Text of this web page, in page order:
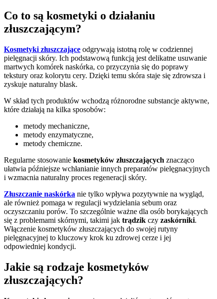
Co to są kosmetyki o działaniu
złuszczającym?
Kosmetyki złuszczające odgrywają istotną rolę w codziennej
pielęgnacji skóry. Ich podstawową funkcją jest delikatne usuwanie
martwych komórek naskórka, co przyczynia się do poprawy
tekstury oraz kolorytu cery. Dzięki temu skóra staje się zdrowsza i
zyskuje naturalny blask.
W skład tych produktów wchodzą różnorodne substancje aktywne,
które działają na kilka sposobów:
metody mechaniczne,
metody enzymatyczne,
metody chemiczne.
Regularne stosowanie kosmetyków złuszczających znacząco
ułatwia późniejsze wchłanianie innych preparatów pielęgnacyjnych
i wzmacnia naturalny proces regeneracji skóry.
Złuszczanie naskórka nie tylko wpływa pozytywnie na wygląd,
ale również pomaga w regulacji wydzielania sebum oraz
oczyszczaniu porów. To szczególnie ważne dla osób borykających
się z problemami skórnymi, takimi jak trądzik czy zaskórniki.
Włączenie kosmetyków złuszczających do swojej rutyny
pielęgnacyjnej to kluczowy krok ku zdrowej cerze i jej
odpowiedniej kondycji.
Jakie są rodzaje kosmetyków
złuszczających?